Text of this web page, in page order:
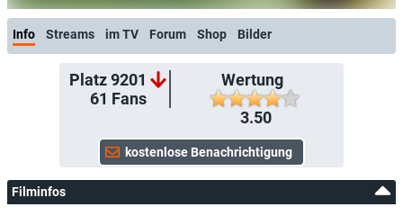
Info Streams im TV Forum Shop Bilder
Platz 9201
61 Fans
Wertung
3.50
Filminfos